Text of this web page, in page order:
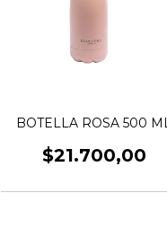
BOTELLA ROSA 500 ML
$21.700,00